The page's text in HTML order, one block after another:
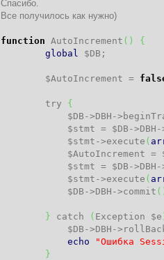
Спасибо.
Все получилось как нужно)
function AutoIncrement ( )
{
global
$DB ;
$AutoIncrement =
try {
$DB ->DBH ->
$stmt = $DB ->DBH -
$stmt ->execute (
$AutoIncrement =
$stmt = $DB ->DBH -
$stmt ->execute (
$DB ->DBH ->commit (
} catch ( Exception $e
$DB ->DBH ->
echo
"Ошибка
}